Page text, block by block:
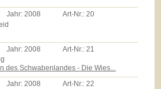
Jahr:2008 Art-Nr.:20
Jahr:2008 Art-Nr.:21
des Schwabenlandes - Die Wies...
Jahr:2008 Art-Nr.:22